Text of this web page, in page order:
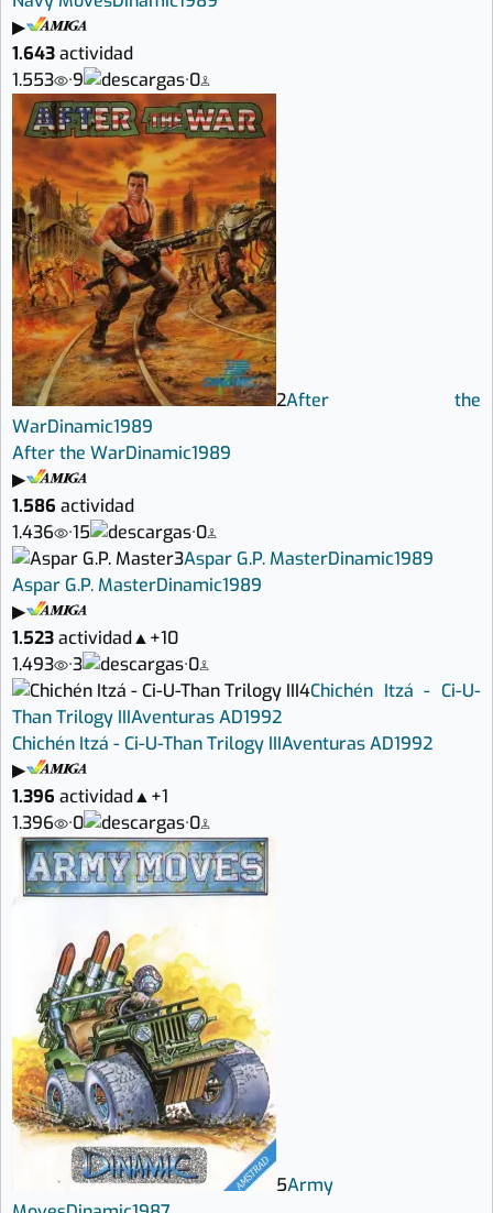
▶
1.643actividad
1.553
·9 ·0
2After the
WarDinamic1989
After the WarDinamic1989
▶
1.586 actividad
1.436
·15 ·0
3Aspar G.P. MasterDinamic1989
Aspar G.P. MasterDinamic1989
▶
1.523actividad▲+10
1.493
·3 ·0
4Chichén Itzá - Ci-U-
Than Trilogy IIIAventuras AD1992
Chichén Itzá - Ci-U-Than Trilogy IIIAventuras AD1992
▶
1.396 actividad▲+1
1.396
·0 ·0
5Army